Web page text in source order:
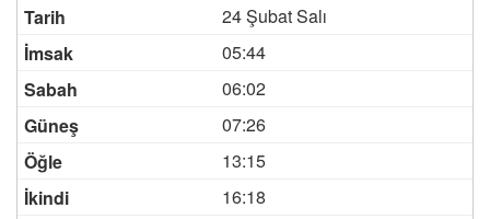
24 Şubat Salı
05:44
06:02
07:26
13:15
16:18